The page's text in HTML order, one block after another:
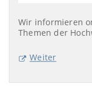
Wir informieren
Themen der
Weiter